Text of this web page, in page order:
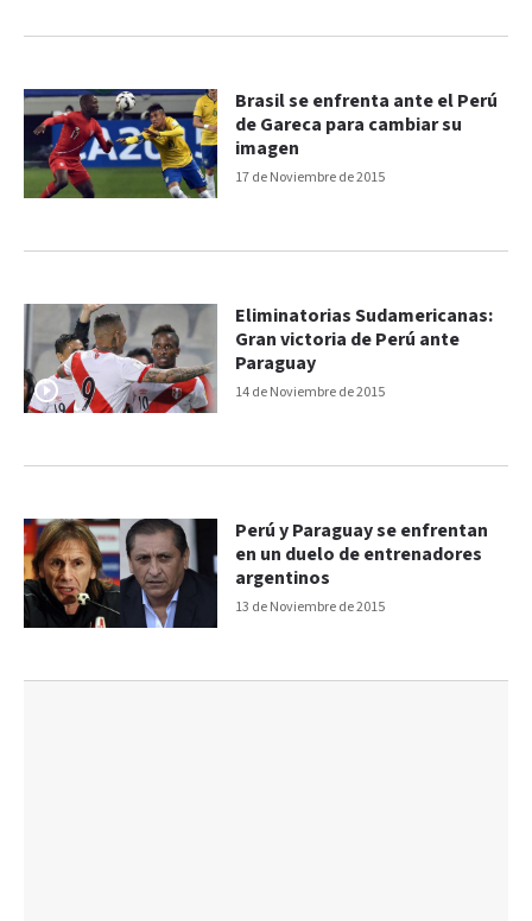
17 de Noviembre de 2015
Brasil se enfrenta ante el Perú
de Gareca para cambiar su
imagen
14 de Noviembre de 2015
Eliminatorias Sudamericanas:
Gran victoria de Perú ante
Paraguay
13 de Noviembre de 2015
Perú y Paraguay se enfrentan
en un duelo de entrenadores
argentinos